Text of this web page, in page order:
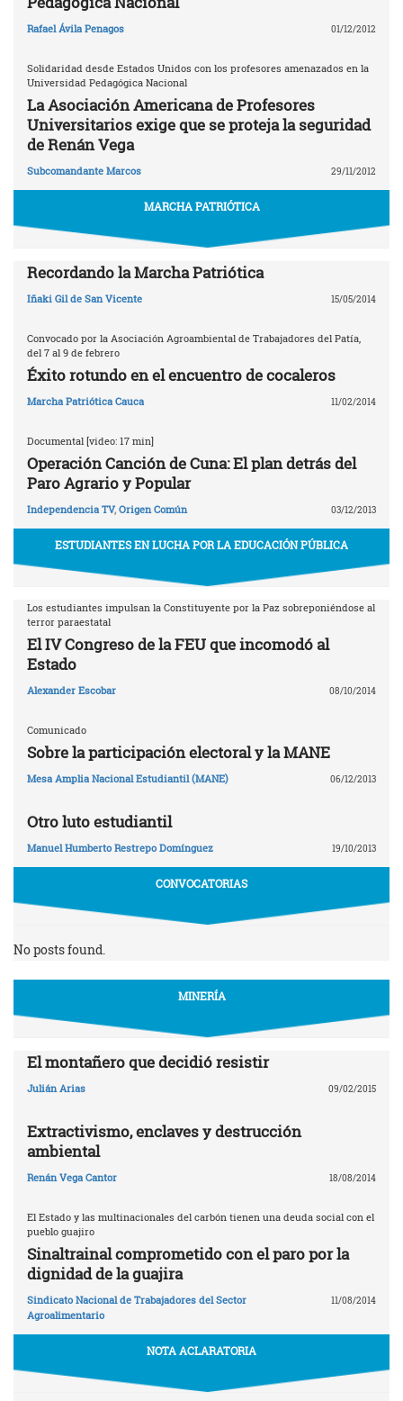
Rafael Ávila Penagos 01/12/2012
Solidaridad desde Estados Unidos con los profesores amenazados en la
Universidad Pedagógica Nacional
La Asociación Americana de Profesores
Universitarios exige que se proteja la seguridad
de Renán Vega
Subcomandante Marcos 29/11/2012
MARCHA PATRIÓTICA
Recordando la Marcha Patriótica
Iñaki Gil de San Vicente 15/05/2014
Convocado por la Asociación Agroambiental de Trabajadores del Patía,
del 7 al 9 de febrero
Éxito rotundo en el encuentro de cocaleros
Marcha Patriótica Cauca 11/02/2014
Documental [video: 17 min]
Operación Canción de Cuna: El plan detrás del
Paro Agrario y Popular
Independencia TV, Origen Común 03/12/2013
ESTUDIANTES EN LUCHA POR LA EDUCACIÓN PÚBLICA
Los estudiantes impulsan la Constituyente por la Paz sobreponiéndose al
terror paraestatal
El IV Congreso de la FEU que incomodó al
Estado
Alexander Escobar 08/10/2014
Comunicado
Sobre la participación electoral y la MANE
Mesa Amplia Nacional Estudiantil (MANE) 06/12/2013
Otro luto estudiantil
Manuel Humberto Restrepo Domínguez 19/10/2013
CONVOCATORIAS
No posts found.
MINERÍA
El montañero que decidió resistir
Julián Arias 09/02/2015
Extractivismo, enclaves y destrucción
ambiental
Renán Vega Cantor 18/08/2014
El Estado y las multinacionales del carbón tienen una deuda social con el
pueblo guajiro
Sinaltrainal comprometido con el paro por la
dignidad de la guajira
Sindicato Nacional de Trabajadores del Sector
Agroalimentario
11/08/2014
NOTA ACLARATORIA